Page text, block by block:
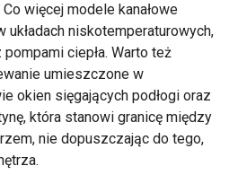
więcej modele kanałowe
niskotemperaturowych,
ciepła. Warto też
umieszczone w
okien sięgających podłogi oraz
która stanowi granicę między
nie dopuszczając do tego,